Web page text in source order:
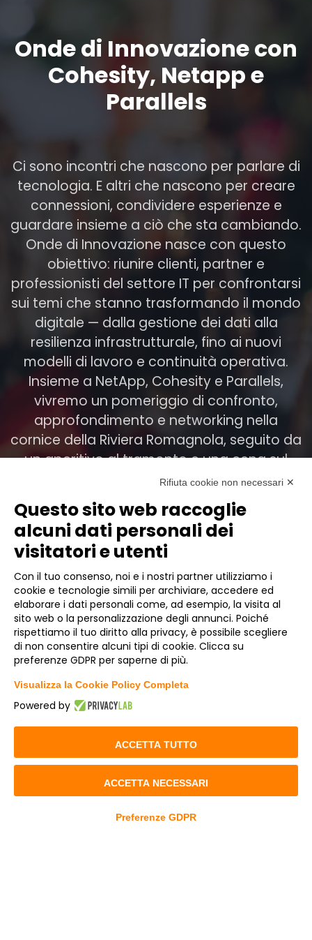
Onde di Innovazione con
Cohesity, Netapp e
Parallels
Ci sono incontri che nascono per parlare di
tecnologia. E altri che nascono per creare
connessioni, condividere esperienze e
guardare insieme a ciò che sta cambiando.
Onde di Innovazione nasce con questo
obiettivo: riunire clienti, partner e
professionisti del settore IT per confrontarsi
sui temi che stanno trasformando il mondo
digitale — dalla gestione dei dati alla
resilienza infrastrutturale, fino ai nuovi
modelli di lavoro e continuità operativa.
Insieme a NetApp, Cohesity e Parallels,
vivremo un pomeriggio di confronto,
approfondimento e networking nella
cornice della Riviera Romagnola, seguito da
un aperitivo al tramonto e una cena sul
mare.Rifiuta cookie non necessari ✕
Questo sito web raccoglie
alcuni dati personali dei
visitatori e utenti
Con il tuo consenso, noi e i nostri partner utilizziamo i
cookie e tecnologie simili per archiviare, accedere ed
elaborare i dati personali come, ad esempio, la visita al
sito web o la personalizzazione degli annunci. Poiché
rispettiamo il tuo diritto alla privacy, è possibile scegliere
di non consentire alcuni tipi di cookie. Clicca su
preferenze GDPR per saperne di più.
Visualizza la Cookie Policy Completa
Powered by
ACCETTA TUTTO
ACCETTA NECESSARI
Preferenze GDPR